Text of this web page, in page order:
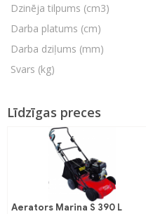
Dzinēja tilpums (cm3)
Darba platums (cm)
Darba dziļums (mm)
Svars (kg)
Līdzīgas preces
Aerators Marina S 390 L